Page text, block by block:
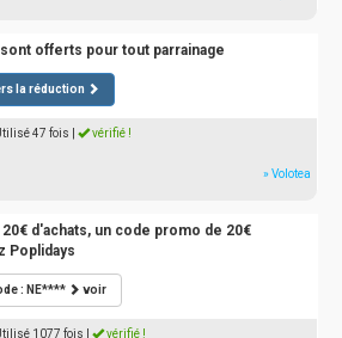
offerts pour tout parrainage
la réduction
47 fois vérifié !
» Volotea
20€ d'achats, un code promo de 20€
Poplidays
: NE**** voir
1077 fois vérifié !